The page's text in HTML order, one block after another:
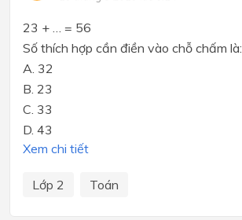
23 + … = 56
Số thích hợp cần điền vào chỗ chấm là:
A. 32
B. 23
C. 33
D. 43
Xem chi tiết
Lớp 2 Toán